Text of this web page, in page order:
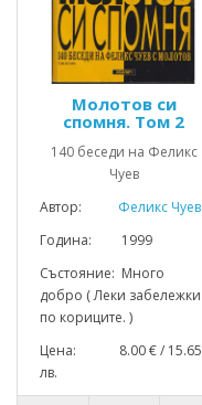
Молотов си
спомня. Том 2
140 беседи на Феликс
Чуев
Автор:
Феликс Чуев
Година: 1999
Състояние: Много
добро ( Леки забележки
по кориците. )
Цена: 8.00 € / 15.65
лв.